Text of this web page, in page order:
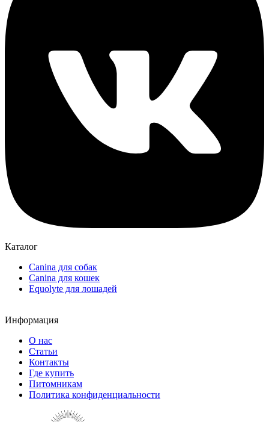
Каталог
Canina для собак
Canina для кошек
Equolyte для лошадей
Информация
О нас
Статьи
Контакты
Где купить
Питомникам
Политика конфиденциальности